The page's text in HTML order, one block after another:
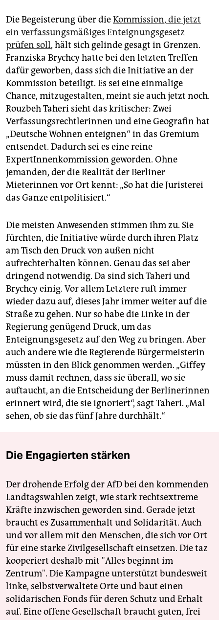
Die Begeisterung über dieKommission, die jetzt
ein verfassungsmäßiges Enteignungsgesetz
prüfen soll, hält sich gelinde gesagt in Grenzen.
Franziska Brychcy hatte bei den letzten Treffen
dafür geworben, dass sich die Initiative an der
Kommission beteiligt. Es sei eine einmalige
Chance, mitzugestalten, meint sie auch jetzt noch.
Rouzbeh Taheri sieht das kritischer: Zwei
Verfassungsrechtlerinnen und eine Geografin hat
„Deutsche Wohnen enteignen“ in das Gremium
entsendet. Dadurch sei es eine reine
ExpertInnenkommission geworden. Ohne
jemanden, der die Realität der Berliner
Mieterinnen vor Ort kennt: „So hat die Juristerei
das Ganze entpolitisiert.“
Die meisten Anwesenden stimmen ihm zu. Sie
fürchten, die Initiative würde durch ihren Platz
am Tisch den Druck von außen nicht
aufrechterhalten können. Genau das sei aber
dringend notwendig. Da sind sich Taheri und
Brychcy einig. Vor allem Letztere ruft immer
wieder dazu auf, dieses Jahr immer weiter auf die
Straße zu gehen. Nur so habe die Linke in der
Regierung genügend Druck, um das
Enteignungsgesetz auf den Weg zu bringen. Aber
auch andere wie die Regierende Bürgermeisterin
müssten in den Blick genommen werden. „Giffey
muss damit rechnen, dass sie überall, wo sie
auftaucht, an die Entscheidung der Berlinerinnen
erinnert wird, die sie ignoriert“, sagt Taheri. „Mal
sehen, ob sie das fünf Jahre durchhält.“
Die Engagierten stärken
Der drohende Erfolg der AfD bei den kommenden
Landtagswahlen zeigt, wie stark rechtsextreme
Kräfte inzwischen geworden sind. Gerade jetzt
braucht es Zusammenhalt und Solidarität. Auch
und vor allem mit den Menschen, die sich vor Ort
für eine starke Zivilgesellschaft einsetzen. Die taz
kooperiert deshalb mit "Alles beginnt im
Zentrum". Die Kampagne unterstützt bundesweit
linke, selbstverwaltete Orte und baut einen
solidarischen Fonds für deren Schutz und Erhalt
auf. Eine offene Gesellschaft braucht guten, frei